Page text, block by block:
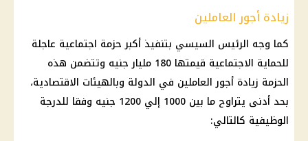
زيادة أجور العاملين
كما وجه الرئيس السيسي بتنفيذ أكبر حزمة اجتماعية عاجلة
للحماية الاجتماعية قيمتها 180 مليار جنيه وتتضمن هذه
الحزمة زيادة أجور العاملين في الدولة وبالهيئات الاقتصادية،
بحد أدنى يتراوح ما بين 1000 إلي 1200 جنيه وفقا للدرجة
الوظيفية كالتالي: